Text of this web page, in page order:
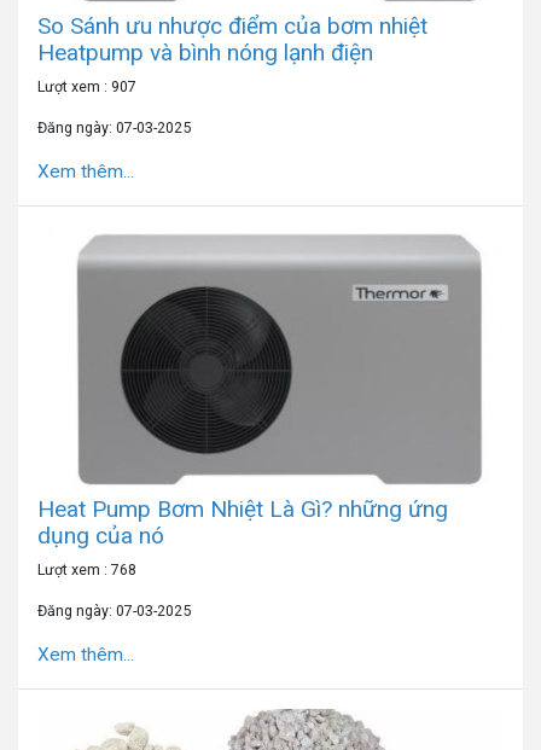
So Sánh ưu nhược điểm của bơm nhiệt
Heatpump và bình nóng lạnh điện
Lượt xem : 907
Đăng ngày: 07-03-2025
Xem thêm...
Heat Pump Bơm Nhiệt Là Gì? những ứng
dụng của nó
Lượt xem : 768
Đăng ngày: 07-03-2025
Xem thêm...